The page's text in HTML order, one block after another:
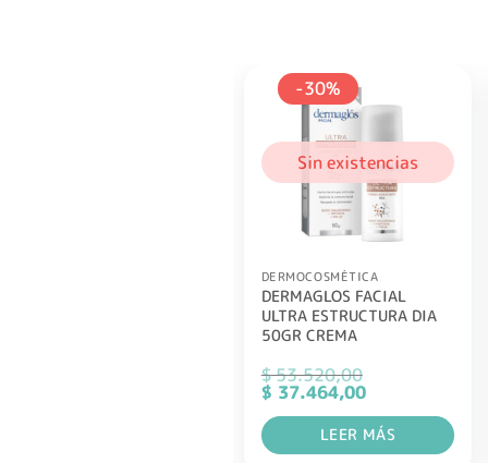
-30%
Sin existencias
DERMOCOSMÉTICA
DERMAGLOS FACIAL
ULTRA ESTRUCTURA DIA
50GR CREMA
$53.520,00
El
precio
original
era:
$ 53.520,00.
$ 37.464,00El
precio
actual
es:
$ 37.464,00.
LEER MÁS